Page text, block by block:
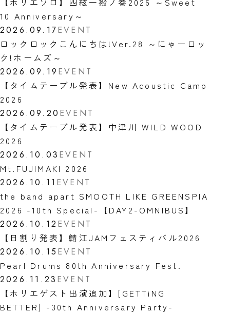
10 Anniversary～
2026.09.17EVENT
ロックロックこんにちは!Ver.28 ～にゃーロッ
ク!ホームズ～
2026.09.19 EVENT
【タイムテーブル発表】New Acoustic Camp
2026
2026.09.20 EVENT
【タイムテーブル発表】中津川 WILD WOOD
2026
2026.10.03 EVENT
Mt.FUJIMAKI 2026
2026.10.11 EVENT
the band apart SMOOTH LIKE GREENSPIA
2026 -10th Special-【DAY2-OMNIBUS】
2026.10.12 EVENT
【日割り発表】鯖江JAMフェスティバル2026
2026.10.15 EVENT
Pearl Drums 80th Anniversary Fest.
2026.11.23 EVENT
【ホリエゲスト出演追加】[GETTiNG
BETTER] -30th Anniversary Party-